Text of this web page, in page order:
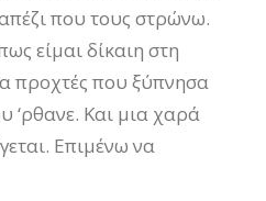
που τους στρώνω.
είμαι δίκαιη στη
προχτές που ξύπνησα
‘ρθανε. Και μια χαρά
Επιμένω να